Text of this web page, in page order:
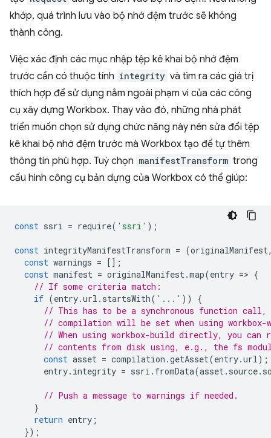
khớp, quá trình lưu vào bộ nhớ đệm trước sẽ không
thành công.
Việc xác định các mục nhập tệp kê khai bộ nhớ đệm
trước cần có thuộc tính integrity và tìm ra các giá trị
thích hợp để sử dụng nằm ngoài phạm vi của các công
cụ xây dựng Workbox. Thay vào đó, những nhà phát
triển muốn chọn sử dụng chức năng này nên sửa đổi tệp
kê khai bộ nhớ đệm trước mà Workbox tạo để tự thêm
thông tin phù hợp. Tuỳ chọn manifestTransform trong
cấu hình công cụ bản dựng của Workbox có thể giúp:
const ssri = require( 'ssri' );
const integrityManifestTransform = (originalManifest
const warnings = [];
const manifest = originalManifest.map(entry => {
// If some criteria match:
if (entry.url . startsWith( '...' ))
{
// This has to be a synchronous function call,
// compilation will be set when using workbox-
// When using workbox-build directly, you
// contents from disk using, e.g., the fs
const asset = compilation .getAsset(entry.url);
entry. integrity = ssri . fromData(asset. source.
// Push a message to warnings if needed.
}
return entry ;
});